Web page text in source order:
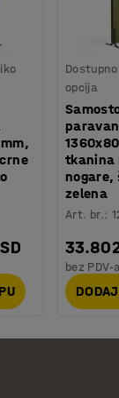
opcija
paravan
tkanina
nogare,
zelena
Art. br.:
bez PDV-